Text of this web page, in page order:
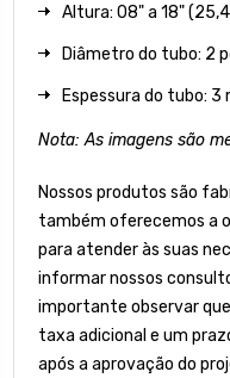
Altura: 08" a 18"
Diâmetro do tubo: 2
Espessura do tubo: 3
Nota: As imagens são
Nossos produtos são
também oferecemos a
para atender às suas
informar nossos
importante observar
taxa adicional e um
após a aprovação do